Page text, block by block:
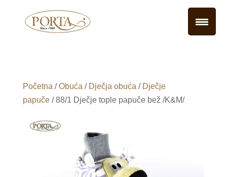
Početna /Obuća / Dječja obuća / Dječje
papuče/ 88/1 Dječje tople papuče bež /K&M/